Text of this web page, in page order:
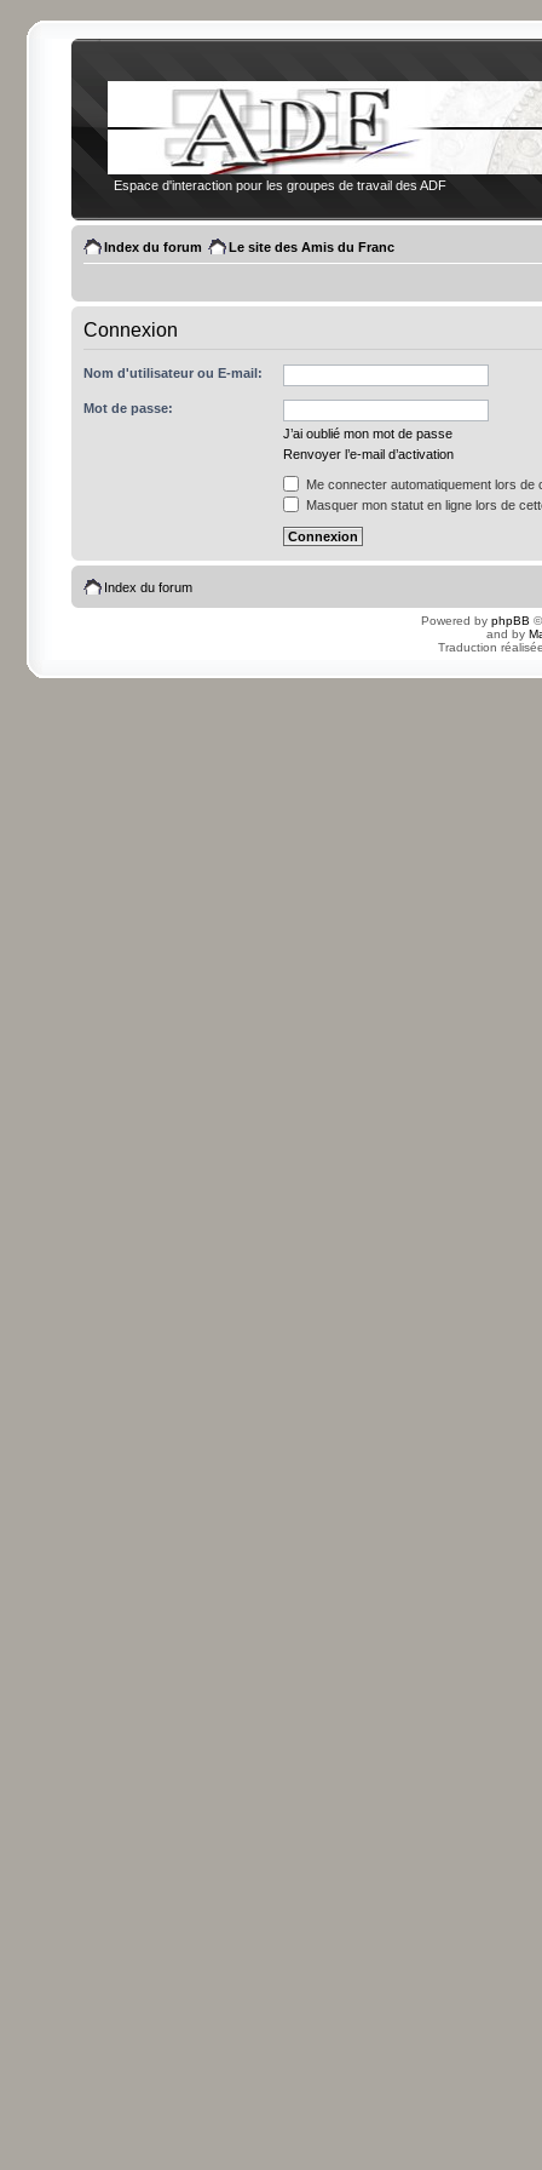
Espace d'interaction pour les groupes de travail des ADF
Index du forum Le site des Amis du Franc
Connexion
Nom d'utilisateur ou E-mail:
Mot de passe:
J’ai oublié mon mot de passe
Renvoyer l’e-mail d’activation
Me connecter automatiquement lors de
Masquer mon statut en ligne lors de
Index du forum
Powered by phpBB
and by
Traduction